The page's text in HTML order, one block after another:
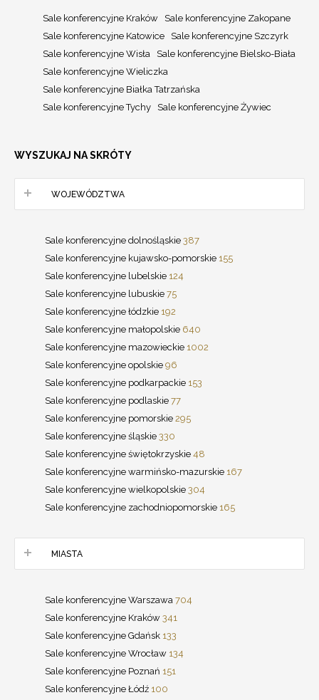
Sale konferencyjne Kraków
Sale konferencyjne Zakopane
Sale konferencyjne Katowice
Sale konferencyjne Szczyrk
Sale konferencyjne Wisła
Sale konferencyjne Bielsko-Biała
Sale konferencyjne Wieliczka
Sale konferencyjne Białka Tatrzańska
Sale konferencyjne Tychy
Sale konferencyjne Żywiec
WYSZUKAJ NA SKRÓTY
WOJEWÓDZTWA
Sale konferencyjne dolnośląskie 387
Sale konferencyjne kujawsko-pomorskie 155
Sale konferencyjne lubelskie 124
Sale konferencyjne lubuskie 75
Sale konferencyjne łódzkie 192
Sale konferencyjne małopolskie 640
Sale konferencyjne mazowieckie 1002
Sale konferencyjne opolskie 96
Sale konferencyjne podkarpackie 153
Sale konferencyjne podlaskie 77
Sale konferencyjne pomorskie 295
Sale konferencyjne śląskie 330
Sale konferencyjne świętokrzyskie 48
Sale konferencyjne warmińsko-mazurskie 167
Sale konferencyjne wielkopolskie 304
Sale konferencyjne zachodniopomorskie 165
MIASTA
Sale konferencyjne Warszawa 704
Sale konferencyjne Kraków 341
Sale konferencyjne Gdańsk 133
Sale konferencyjne Wrocław 134
Sale konferencyjne Poznań 151
Sale konferencyjne Łódź 100